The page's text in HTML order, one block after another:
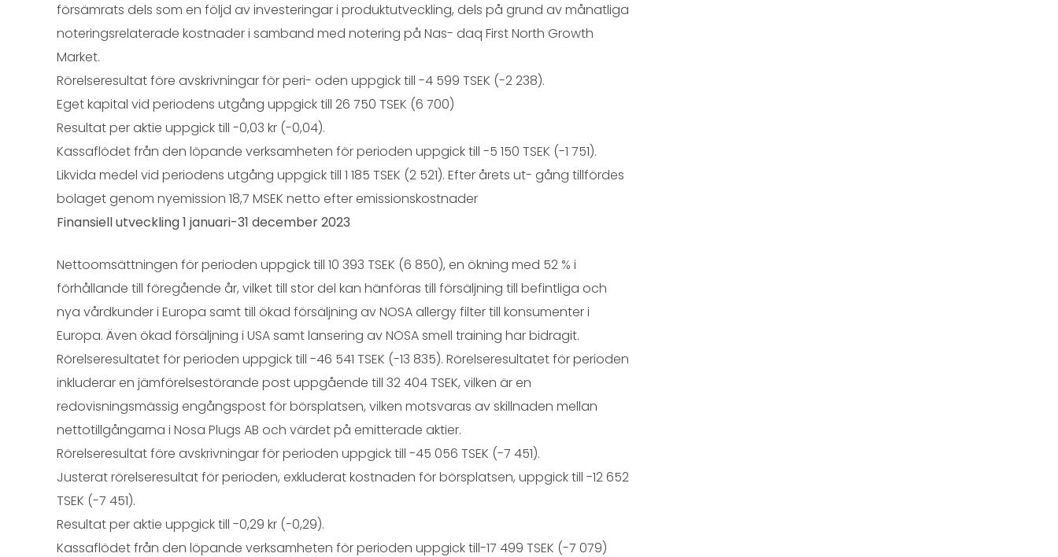
försämrats dels som en följd av investeringar i produktutveckling, dels på grund av månatliga
noteringsrelaterade kostnader i samband med notering på Nas- daq First North Growth
Market.
Rörelseresultat före avskrivningar för peri- oden uppgick till -4 599 TSEK (-2 238).
Eget kapital vid periodens utgång uppgick till 26 750 TSEK (6 700)
Resultat per aktie uppgick till -0,03 kr (-0,04).
Kassaflödet från den löpande verksamheten för perioden uppgick till -5 150 TSEK (-1 751).
Likvida medel vid periodens utgång uppgick till 1 185 TSEK (2 521). Efter årets ut- gång tillfördes
bolaget genom nyemission 18,7 MSEK netto efter emissionskostnader
Finansiell utveckling 1 januari-31 december 2023
Nettoomsättningen för perioden uppgick till 10 393 TSEK (6 850), en ökning med 52 % i
förhållande till föregående år, vilket till stor del kan hänföras till försäljning till befintliga och
nya vårdkunder i Europa samt till ökad försäljning av NOSA allergy filter till konsumenter i
Europa. Även ökad försäljning i USA samt lansering av NOSA smell training har bidragit.
Rörelseresultatet för perioden uppgick till -46 541 TSEK (-13 835). Rörelseresultatet för perioden
inkluderar en jämförelsestörande post uppgående till 32 404 TSEK, vilken är en
redovisningsmässig engångspost för börsplatsen, vilken motsvaras av skillnaden mellan
nettotillgångarna i Nosa Plugs AB och värdet på emitterade aktier.
Rörelseresultat före avskrivningar för perioden uppgick till -45 056 TSEK (-7 451).
Justerat rörelseresultat för perioden, exkluderat kostnaden för börsplatsen, uppgick till -12 652
TSEK (-7 451).
Resultat per aktie uppgick till -0,29 kr (-0,29).
Kassaflödet från den löpande verksamheten för perioden uppgick till-17 499 TSEK (-7 079)